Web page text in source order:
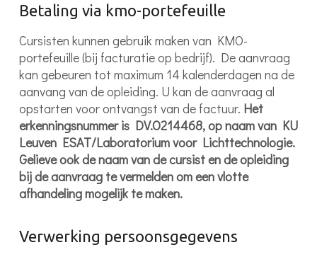
Betaling via kmo-portefeuille
Cursisten kunnen gebruik maken van KMO-
portefeuille (bij facturatie op bedrijf). De aanvraag
kan gebeuren tot maximum 14 kalenderdagen na de
aanvang van de opleiding. U kan de aanvraag al
opstarten voor ontvangst van de factuur. Het
erkenningsnummer is DV.O214468, op naam van KU
Leuven ESAT/Laboratorium voor Lichttechnologie.
Gelieve ook de naam van de cursist en de opleiding
bij de aanvraag te vermelden om een vlotte
afhandeling mogelijk te maken.
Verwerking persoonsgegevens